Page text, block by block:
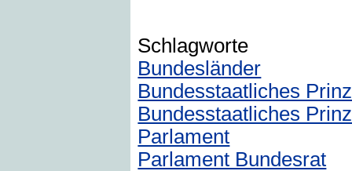
Schlagworte
Bundesländer
Bundesstaatliches
Bundesstaatliches
Parlament
Parlament Bundesrat